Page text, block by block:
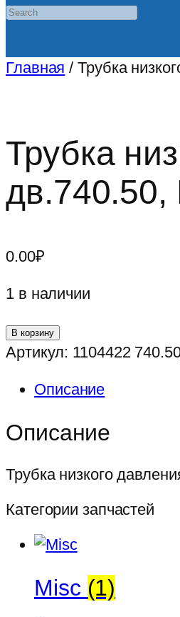
Search
Главная / Трубка
Трубка
0.00₽
1 в наличии
Количество
товара
низкого
отводящая
фтот
ТНВД
BOSСH
дв.740.50,
ОАО
В корзину
Артикул: 1104422
Описание
Описание
Трубка низкого
Категории запчастей
Misc (1)